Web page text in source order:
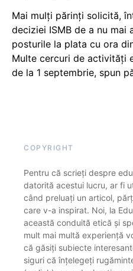
Mai mulți părinți solicită,
deciziei ISMB de a nu mai
posturile la plata cu ora
Multe cercuri de activități
de la 1 septembrie, spun
COPYRIGHT
Pentru că scrieți despre
datorită acestui lucru, ar fi
când preluați un articol,
care v-a inspirat. Noi, la
această conduită etică și
mult mai multă experiență
că găsiți subiecte
siguri că înțelegeți